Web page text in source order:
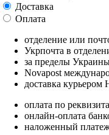
Доставка
Оплата
отделение или
Укрпочта в
за пределы
Novapost
доставка курьером
оплата по
онлайн-оплата
наложенный